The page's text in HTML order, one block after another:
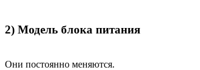
2) Модель блока питания
Они постоянно меняются.